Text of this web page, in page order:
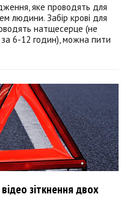
яке проводять для
людини. Забір крові для
натщесерце (не
6-12 годин), можна пити
зіткнення двох